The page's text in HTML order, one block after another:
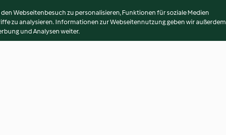
Webseitenbesuch zu personalisieren, Funktionen für soziale Medien
zu analysieren. Informationen zur Webseitennutzung geben wir außerdem
und Analysen weiter.